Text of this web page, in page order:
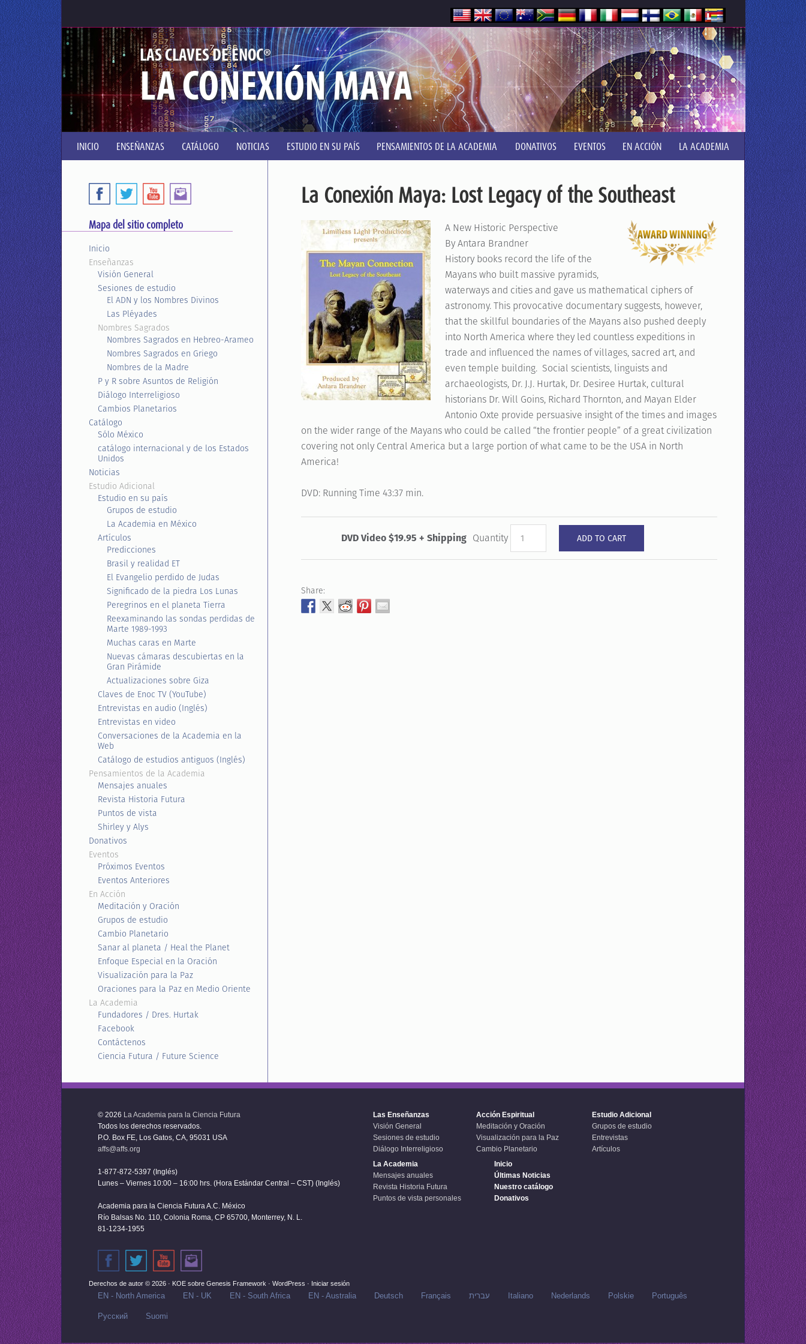
LAS CLAVES DE ENOC®
LA CONEXIÓN MAYA
INICIO ENSEÑANZAS CATÁLOGO NOTICIAS ESTUDIO EN SU PAÍS PENSAMIENTOS DE LA ACADEMIA DONATIVOS EVENTOS EN ACCIÓN LA ACADEMIA
La Conexión Maya: Lost Legacy of the Southeast
A New Historic Perspective
By Antara Brandner
History books record the life of the
Mayans who built massive pyramids,
waterways and cities and gave us mathematical ciphers of
astronomy. This provocative documentary suggests, however,
that the skillful boundaries of the Mayans also pushed deeply
into North America where they led countless expeditions in
trade and influenced the names of villages, sacred art, and
even temple building. Social scientists, linguists and
archaeologists, Dr. J.J. Hurtak, Dr. Desiree Hurtak, cultural
historians Dr. Will Goins, Richard Thornton, and Mayan Elder
Antonio Oxte provide persuasive insight of the times and images
on the wider range of the Mayans who could be called “the frontier people” of a great civilization
covering not only Central America but a large portion of what came to be the USA in North
America!
DVD: Running Time 43:37 min.
DVD Video $19.95 + Shipping Quantity
Share:
Mapa del sitio completo
Inicio
Enseñanzas
Visión General
Sesiones de estudio
El ADN y los Nombres Divinos
Las Pléyades
Nombres Sagrados
Nombres Sagrados en Hebreo-Arameo
Nombres Sagrados en Griego
Nombres de la Madre
P y R sobre Asuntos de Religión
Diálogo Interreligioso
Cambios Planetarios
Catálogo
Sólo México
catálogo internacional y de los Estados
Unidos
Noticias
Estudio Adicional
Estudio en su país
Grupos de estudio
La Academia en México
Artículos
Predicciones
Brasil y realidad ET
El Evangelio perdido de Judas
Significado de la piedra Los Lunas
Peregrinos en el planeta Tierra
Reexaminando las sondas perdidas de
Marte 1989-1993
Muchas caras en Marte
Nuevas cámaras descubiertas en la
Gran Pirámide
Actualizaciones sobre Giza
Claves de Enoc TV (YouTube)
Entrevistas en audio (Inglés)
Entrevistas en video
Conversaciones de la Academia en la
Web
Catálogo de estudios antiguos (Inglés)
Pensamientos de la Academia
Mensajes anuales
Revista Historia Futura
Puntos de vista
Shirley y Alys
Donativos
Eventos
Próximos Eventos
Eventos Anteriores
En Acción
Meditación y Oración
Grupos de estudio
Cambio Planetario
Sanar al planeta / Heal the Planet
Enfoque Especial en la Oración
Visualización para la Paz
Oraciones para la Paz en Medio Oriente
La Academia
Fundadores / Dres. Hurtak
Facebook
Contáctenos
Ciencia Futura / Future Science
© 2026 La Academia para la Ciencia Futura
Todos los derechos reservados.
P.O. Box FE, Los Gatos, CA, 95031 USA
affs@affs.org
1-877-872-5397 (Inglés)
Lunes – Viernes 10:00 – 16:00 hrs. (Hora Estándar Central – CST) (Inglés)
Academia para la Ciencia Futura A.C. México
Río Balsas No. 110, Colonia Roma, CP 65700, Monterrey, N. L.
81-1234-1955
Las Enseñanzas
Visión General
Sesiones de estudio
Diálogo Interreligioso
Acción Espiritual
Meditación y Oración
Visualización para la Paz
Cambio Planetario
Estudio Adicional
Grupos de estudio
Entrevistas
Artículos
La Academia
Mensajes anuales
Revista Historia Futura
Puntos de vista personales
Inicio
Últimas Noticias
Nuestro catálogo
Donativos
Derechos de autor © 2026 · KOE sobre Genesis Framework · WordPress · Iniciar sesión
EN - North America EN - UK EN - South Africa EN - Australia Deutsch Français עברית Italiano Nederlands Polskie Português
Русский‬ Suomi